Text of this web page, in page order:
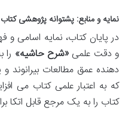
نمایه و منابع: پشتوانه پژوهشی کتاب
در پایان کتاب، نمایه اسامی
و دقت علمی «شرح حاشیه»
دهنده عمق مطالعات
که به اعتبار علمی کتاب می
کتاب را به یک مرجع قابل اتکا